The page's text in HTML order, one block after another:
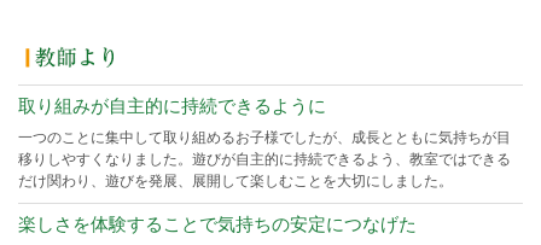
取り組みが自主的に持続できるように
一つのことに集中して取り組めるお子様でしたが、成長とともに気持ちが目
移りしやすくなりました。遊びが自主的に持続できるよう、教室ではできる
だけ関わり、遊びを発展、展開して楽しむことを大切にしました。
楽しさを体験することで気持ちの安定につなげた